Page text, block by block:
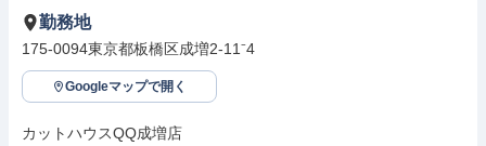
勤務地
175-0094東京都板橋区成増2‐11⁻4
Googleマップで開く
カットハウスQQ成増店